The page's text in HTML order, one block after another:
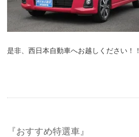
是非、西日本自動車へお越しください！！
『おすすめ特選車』